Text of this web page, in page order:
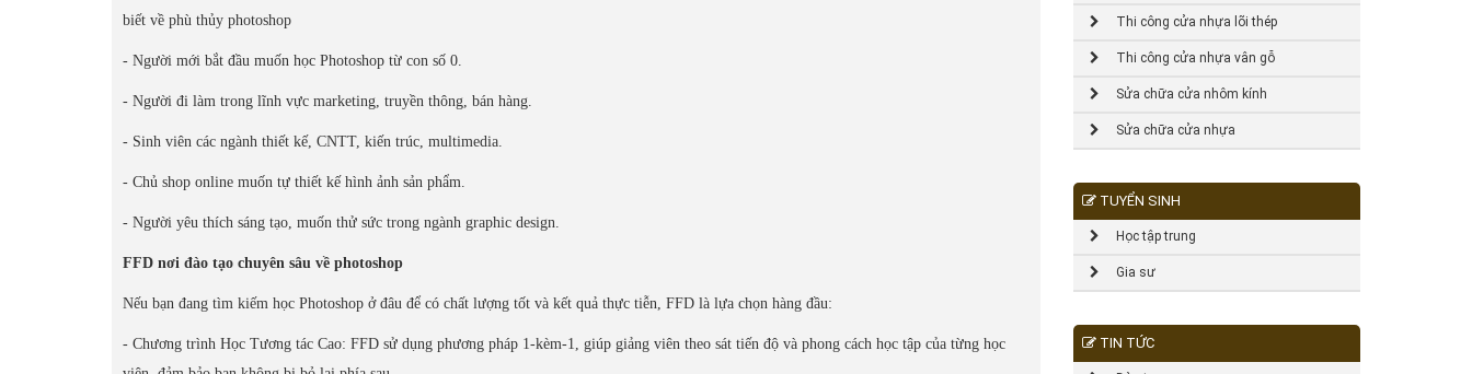
biết về phù thủy photoshop
- Người mới bắt đầu muốn học Photoshop từ con số 0.
- Người đi làm trong lĩnh vực marketing, truyền thông, bán hàng.
- Sinh viên các ngành thiết kế, CNTT, kiến trúc, multimedia.
- Chủ shop online muốn tự thiết kế hình ảnh sản phẩm.
- Người yêu thích sáng tạo, muốn thử sức trong ngành graphic design.
FFD nơi đào tạo chuyên sâu về photoshop
Nếu bạn đang tìm kiếm học Photoshop ở đâu để có chất lượng tốt và kết quả thực tiễn, FFD là lựa chọn hàng đầu:
- Chương trình Học Tương tác Cao: FFD sử dụng phương pháp 1-kèm-1, giúp giảng viên theo sát tiến độ và phong cách học tập của từng học
Thi công cửa nhựa lõi thép
Thi công cửa nhựa vân gỗ
Sửa chữa cửa nhôm kính
Sửa chữa cửa nhựa
TUYỂN SINH
Học tập trung
Gia sư
TIN TỨC